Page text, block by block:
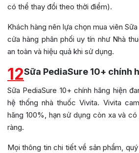
có thể thay đổi theo thời điểm).
Khách hàng nên lựa chọn mua viên
cửa hàng phân phối uy tín như Nhà
an toàn và hiệu quả khi sử dụng.
12Sữa PediaSure 10+ chính
Sữa PediaSure 10+ chính hãng hiện
hệ thống nhà thuốc Vivita. Vivita
hãng 100%, hạn sử dụng còn xa và
ràng.
Mọi thông tin chi tiết về sản phẩm,